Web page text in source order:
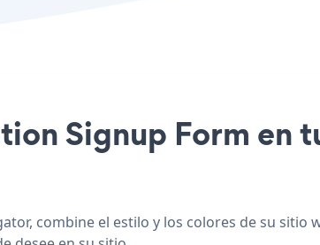
Signup Form en
combine el estilo y los colores de su sitio